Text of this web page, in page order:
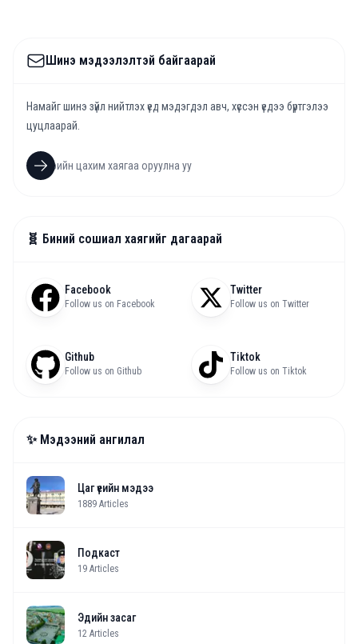
Шинэ мэдээлэлтэй байгаарай
Намайг шинэ зүйл нийтлэх үед мэдэгдэл авч, хүссэн үедээ бүртгэлээ
цуцлаарай.
🧬 Биний сошиал хаягийг дагаарай
Facebook
Follow us on Facebook
Twitter
Follow us on Twitter
Github
Follow us on Github
Tiktok
Follow us on Tiktok
✨ Мэдээний ангилал
Цаг үеийн мэдээ
1889 Articles
Подкаст
19 Articles
Эдийн засаг
12 Articles